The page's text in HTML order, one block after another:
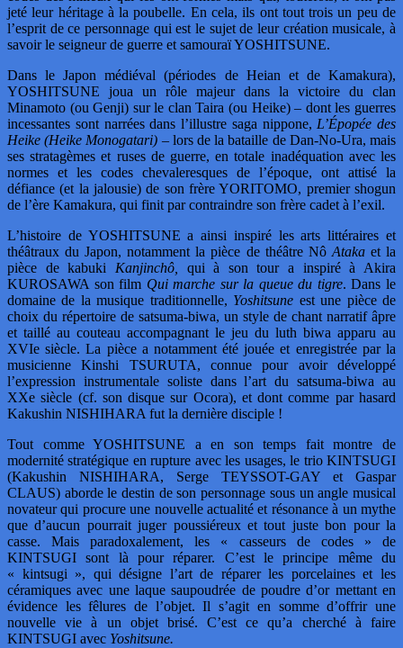
jeté leur héritage à la poubelle. En cela, ils ont tout trois un peu de
l’esprit de ce personnage qui est le sujet de leur création musicale, à
savoir le seigneur de guerre et samouraï YOSHITSUNE.
Dans le Japon médiéval (périodes de Heian et de Kamakura),
YOSHITSUNE joua un rôle majeur dans la victoire du clan
Minamoto (ou Genji) sur le clan Taira (ou Heike) – dont les guerres
incessantes sont narrées dans l’illustre saga nippone, L’Épopée des
Heike (Heike Monogatari) – lors de la bataille de Dan-No-Ura, mais
ses stratagèmes et ruses de guerre, en totale inadéquation avec les
normes et les codes chevaleresques de l’époque, ont attisé la
défiance (et la jalousie) de son frère YORITOMO, premier shogun
de l’ère Kamakura, qui finit par contraindre son frère cadet à l’exil.
L’histoire de YOSHITSUNE a ainsi inspiré les arts littéraires et
théâtraux du Japon, notamment la pièce de théâtre Nô Atakaet la
pièce de kabuki Kanjinchô,
qui à son tour a inspiré à Akira
KUROSAWA son film Qui marche sur la queue du tigre. Dans le
domaine de la musique traditionnelle, Yoshitsune est une pièce de
choix du répertoire de satsuma-biwa, un style de chant narratif âpre
et taillé au couteau accompagnant le jeu du luth biwa apparu au
XVIe siècle. La pièce a notamment été jouée et enregistrée par la
musicienne Kinshi TSURUTA, connue pour avoir développé
l’expression instrumentale soliste dans l’art du satsuma-biwa au
XXe siècle (cf. son disque sur Ocora), et dont comme par hasard
Kakushin NISHIHARA fut la dernière disciple !
Tout comme YOSHITSUNE a en son temps fait montre de
modernité stratégique en rupture avec les usages, le trio KINTSUGI
(Kakushin NISHIHARA, Serge TEYSSOT-GAY et Gaspar
CLAUS) aborde le destin de son personnage sous un angle musical
novateur qui procure une nouvelle actualité et résonance à un mythe
que d’aucun pourrait juger poussiéreux et tout juste bon pour la
casse. Mais paradoxalement, les « casseurs de codes » de
KINTSUGI sont là pour réparer. C’est le principe même du
« kintsugi », qui désigne l’art de réparer les porcelaines et les
céramiques avec une laque saupoudrée de poudre d’or mettant en
évidence les fêlures de l’objet. Il s’agit en somme d’offrir une
nouvelle vie à un objet brisé. C’est ce qu’a cherché à faire
KINTSUGI avec Yoshitsune.